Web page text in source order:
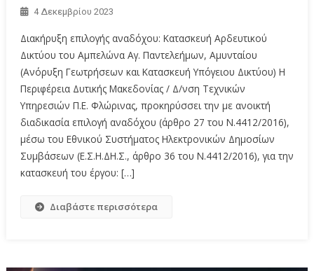
4 Δεκεμβρίου 2023
Διακήρυξη επιλογής αναδόχου: Κατασκευή Αρδευτικού
Δικτύου του Αμπελώνα Αγ. Παντελεήμων, Αμυνταίου
(Ανόρυξη Γεωτρήσεων και Κατασκευή Υπόγειου Δικτύου) Η
Περιφέρεια Δυτικής Μακεδονίας / Δ/νση Τεχνικών
Υπηρεσιών Π.Ε. Φλώρινας, προκηρύσσει την με ανοικτή
διαδικασία επιλογή αναδόχου (άρθρο 27 του Ν.4412/2016),
μέσω του Εθνικού Συστήματος Ηλεκτρονικών Δημοσίων
Συμβάσεων (Ε.Σ.Η.ΔΗ.Σ., άρθρο 36 του Ν.4412/2016), για την
κατασκευή του έργου: […]
Διαβάστε περισσότερα